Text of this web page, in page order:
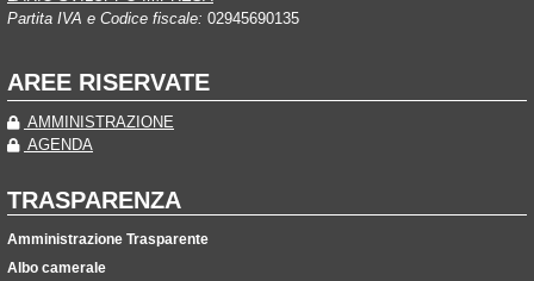
Partita IVA e Codice fiscale: 02945690135
AREE RISERVATE
AMMINISTRAZIONE
AGENDA
TRASPARENZA
Amministrazione Trasparente
Albo camerale